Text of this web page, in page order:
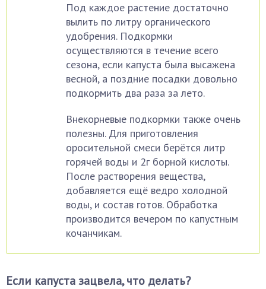
Под каждое растение достаточно
вылить по литру органического
удобрения. Подкормки
осуществляются в течение всего
сезона, если капуста была высажена
весной, а поздние посадки довольно
подкормить два раза за лето.
Внекорневые подкормки также очень
полезны. Для приготовления
оросительной смеси берётся литр
горячей воды и 2г борной кислоты.
После растворения вещества,
добавляется ещё ведро холодной
воды, и состав готов. Обработка
производится вечером по капустным
кочанчикам.
Если капуста зацвела, что делать?